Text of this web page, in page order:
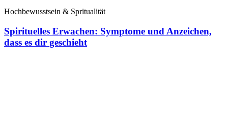
Hochbewusstsein & Spritualität
Spirituelles Erwachen: Symptome und Anzeichen,
dass es dir geschieht